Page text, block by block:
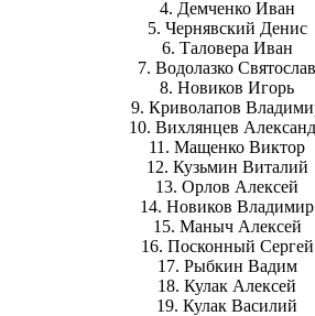
4. Демченко Иван
5. Чернявский Денис
6. Таловера Иван
7. Водолазко Святослав
8. Новиков Игорь
9. Криволапов
10. Вихлянцев
11. Мащенко Виктор
12. Кузьмин Виталий
13. Орлов Алексей
14. Новиков Владимир
15. Маныч Алексей
16. Посконный Сергей
17. Рыбкин Вадим
18. Кулак Алексей
19. Кулак Василий